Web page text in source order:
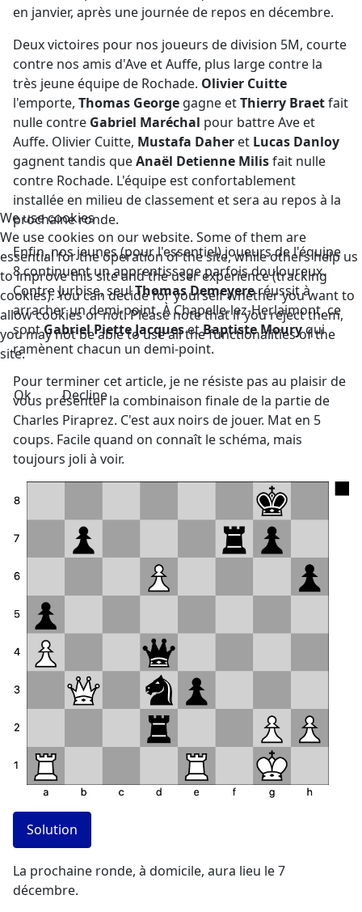
en janvier, après une journée de repos en décembre.
Deux victoires pour nos joueurs de division 5M, courte
contre nos amis d'Ave et Auffe, plus large contre la
très jeune équipe de Rochade. Olivier Cuitte
l'emporte, Thomas George gagne etThierry Braetfait
nulle contre Gabriel Maréchal pour battre Ave et
Auffe. Olivier Cuitte, Mustafa Daher et Lucas Danloy
gagnent tandis queAnaël Detienne Milisfait nulle
contre Rochade. L'équipe est confortablement
installée en milieu de classement et sera au repos à la
prochaine ronde.
Enfin, nos jeunes (pour l'essentiel) joueurs de l'équipe
8 continuent un apprentissage parfois douloureux.
Contre Jurbise, seulThomas Demeyereréussit à
arracher un demi-point. À Chapelle-lez-Herlaimont, ce
sontGabriel Piette JacquesetBaptiste Mouryqui
ramènent chacun un demi-point.
Pour terminer cet article, je ne résiste pas au plaisir de
vous présenter la combinaison finale de la partie de
Charles Piraprez. C'est aux noirs de jouer. Mat en 5
coups. Facile quand on connaît le schéma, mais
toujours joli à voir.
Solution
La prochaine ronde, à domicile, aura lieu le 7
décembre.
We use cookies
We use cookies on our website. Some of them are
essential for the operation of the site, while others help us
to improve this site and the user experience (tracking
cookies). You can decide for yourself whether you want to
allow cookies or not. Please note that if you reject them,
you may not be able to use all the functionalities of the
site.
Ok Decline